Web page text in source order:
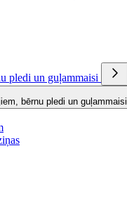
pledi un guļammaisi
bērnu pledi un guļammaisi